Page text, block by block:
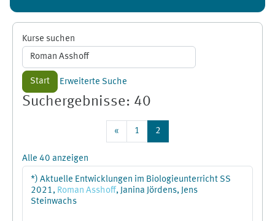
Kurse suchen
Start Erweiterte Suche
Suchergebnisse: 40
« Vorherige Seite
1 Seite 1
2
Alle 40 anzeigen
*) Aktuelle Entwicklungen im Biologieunterricht SS
2021, Roman Asshoff, Janina Jördens, Jens
Steinwachs